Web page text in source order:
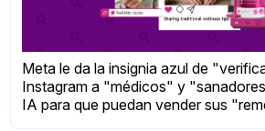
Meta le da la insignia azul de
Instagram a "médicos" y
IA para que puedan vender sus